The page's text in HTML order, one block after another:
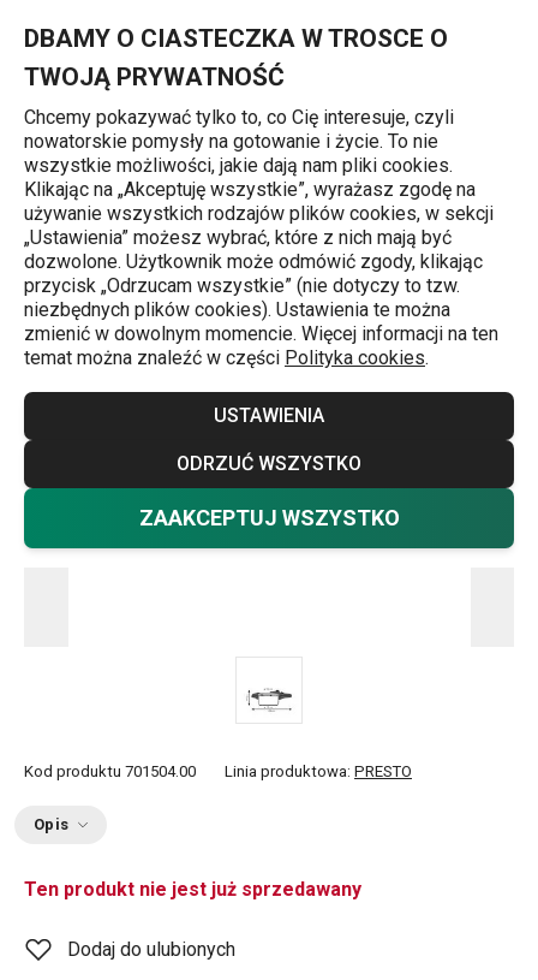
DBAMY O CIASTECZKA W TROSCE O
TWOJĄ PRYWATNOŚĆ
Chcemy pokazywać tylko to, co Cię interesuje, czyli
nowatorskie pomysły na gotowanie i życie. To nie
wszystkie możliwości, jakie dają nam pliki cookies.
Klikając na „Akceptuję wszystkie”, wyrażasz zgodę na
używanie wszystkich rodzajów plików cookies, w sekcji
„Ustawienia” możesz wybrać, które z nich mają być
dozwolone. Użytkownik może odmówić zgody, klikając
przycisk „Odrzucam wszystkie” (nie dotyczy to tzw.
niezbędnych plików cookies). Ustawienia te można
zmienić w dowolnym momencie. Więcej informacji na ten
temat można znaleźć w części Polityka cookies.
USTAWIENIA
ODRZUĆ WSZYSTKO
ZAAKCEPTUJ WSZYSTKO
Strona główna
Szybkowar PRESTO 4.0 l
Darmowa dostawa
Kod produktu 701504.00 Linia produktowa: PRESTO
Opis
Ten produkt nie jest już sprzedawany
Dodaj do ulubionych